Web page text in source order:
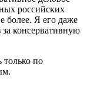
российских
более. Я его даже
консервативную
по